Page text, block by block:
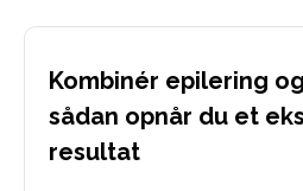
Kombinér epilering
sådan opnår du et
resultat